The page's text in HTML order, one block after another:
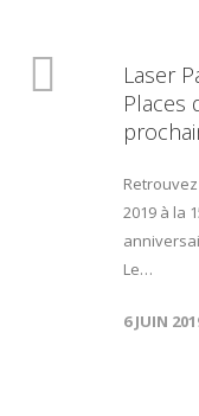
Laser
Places
2019 à la
Le…
6 JUIN